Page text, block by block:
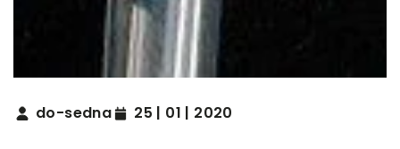
do-sedna 25 | 01 | 2020